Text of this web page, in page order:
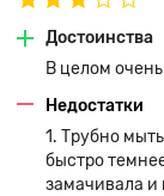
Достоинства
В целом
Недостатки
1. Трубно
быстро
замачивала и